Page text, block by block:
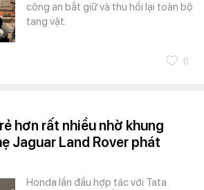
công an bắt giữ và thu hồi lại toàn bộ
tang vật.
0
hơn rất nhiều nhờ khung
Jaguar Land Rover phát
Honda lần đầu hợp tác với Tata